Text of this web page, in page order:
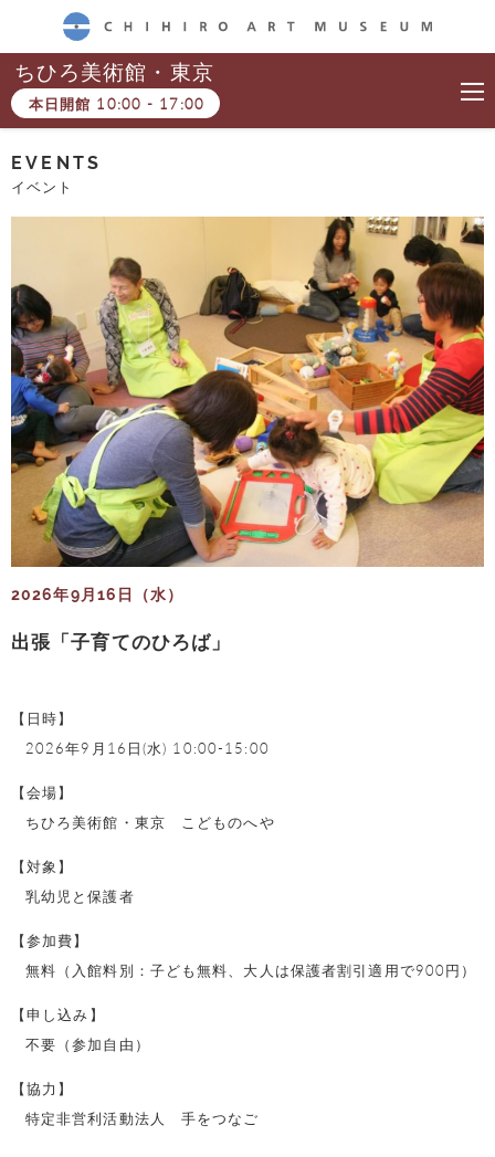
CHIHIRO ART MUSEUM
ちひろ美術館・東京
本日開館 10:00 - 17:00
EVENTS
イベント
2026年9月16日（水）
出張「子育てのひろば」
【日時】
2026年9月16日(水) 10:00-15:00
【会場】
ちひろ美術館・東京 こどものへや
【対象】
乳幼児と保護者
【参加費】
無料（入館料別：子ども無料、大人は保護者割引適用で900円）
【申し込み】
不要（参加自由）
【協力】
特定非営利活動法人 手をつなご